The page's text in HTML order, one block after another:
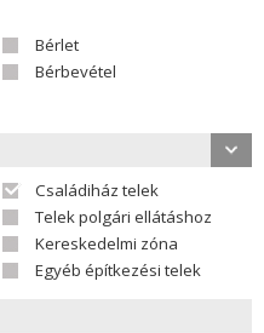
Bérlet
Bérbevétel
Családiház telek
Telek polgári ellátáshoz
Kereskedelmi zóna
Egyéb építkezési telek